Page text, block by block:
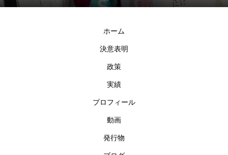
ホーム
決意表明
政策
実績
プロフィール
動画
発行物